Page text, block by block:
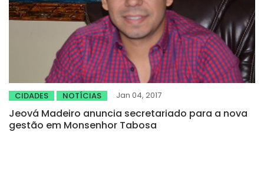
CIDADES NOTÍCIAS Jan 04, 2017
Jeová Madeiro anuncia secretariado para a nova
gestão em Monsenhor Tabosa